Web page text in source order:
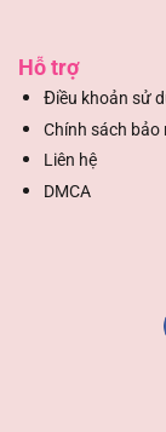
Hỗ trợ
Điều khoản sử
Chính sách bảo
Liên hệ
DMCA